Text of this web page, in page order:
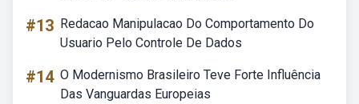
#13 Redacao Manipulacao Do Comportamento Do
Usuario Pelo Controle De Dados
#14 O Modernismo Brasileiro Teve Forte Influência
Das Vanguardas Europeias